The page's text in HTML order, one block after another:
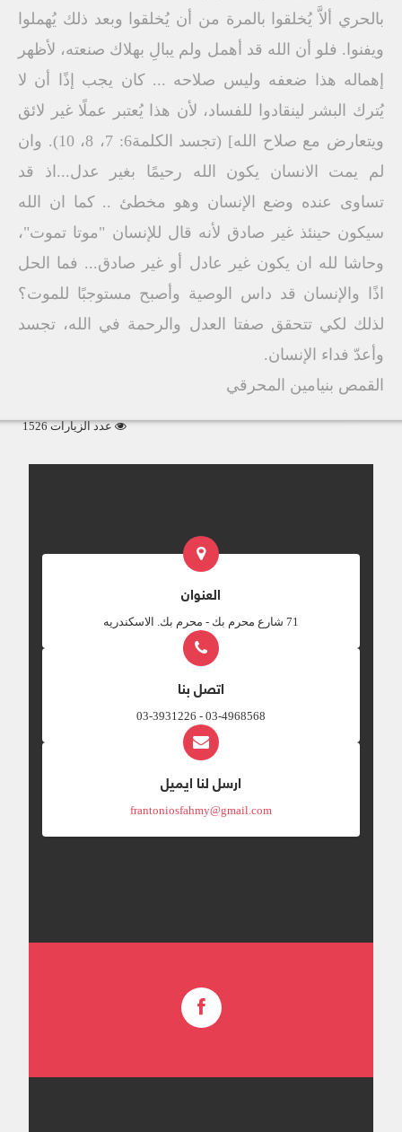
بالحري ألاَّ يُخلقوا بالمرة من أن يُخلقوا وبعد ذلك يُهملوا
ويفنوا. فلو أن الله قد أهمل ولم يبالِ بهلاك صنعته، لأظهر
إهماله هذا ضعفه وليس صلاحه ... كان يجب إذًا أن لا
يُترك البشر لينقادوا للفساد، لأن هذا يُعتبر عملًا غير لائق
ويتعارض مع صلاح الله] (تجسد الكلمة6: 7، 8، 10). وان
لم يمت الانسان يكون الله رحيمًا بغير عدل...اذ قد
تساوى عنده وضع الإنسان وهو مخطئ .. كما ان الله
سيكون حينئذ غير صادق لأنه قال للإنسان "موتا تموت"،
وحاشا لله ان يكون غير عادل أو غير صادق... فما الحل
اذًا والإنسان قد داس الوصية وأصبح مستوجبًا للموت؟
لذلك لكي تتحقق صفتا العدل والرحمة في الله، تجسد
وأعدّ فداء الإنسان.
القمص بنيامين المحرقي
عدد الزيارات 1526
العنوان
‎71 شارع محرم بك - محرم بك. الاسكندريه
اتصل بنا
03-4968568 - 03-3931226
ارسل لنا ايميل
frantoniosfahmy@gmail.com